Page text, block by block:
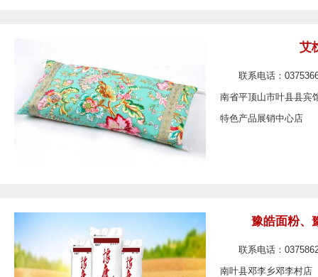
艾
联系电话：
南省平顶山市叶县县宾
特色产品展销中心
豫皓面粉、
联系电话：
南叶县邓李乡邓李村